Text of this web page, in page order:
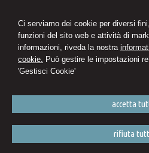
Ci serviamo dei cookie per diversi
funzioni del sito web e attività di
informazioni, riveda la nostra
cookie. Può gestire le impostazioni
'Gestisci Cookie'
accetta
rifiuta